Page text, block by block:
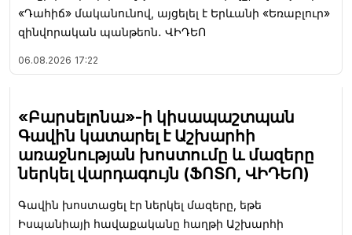
«Դահիճ» մականունով, այցելել է Երևանի «Եռաբլուր»
զինվորական պանթեոն․ ՎԻԴԵՈ
06.08.2026 17:22
«Բարսելոնա»-ի կիսապաշտպան
Գավին կատարել է Աշխարհի
առաջնության խոստումը և մազերը
ներկել վարդագույն (ՖՈՏՈ, ՎԻԴԵՈ)
Գավին խոստացել էր ներկել մազերը, եթե
Իսպանիայի հավաքականը հաղթի Աշխարհի